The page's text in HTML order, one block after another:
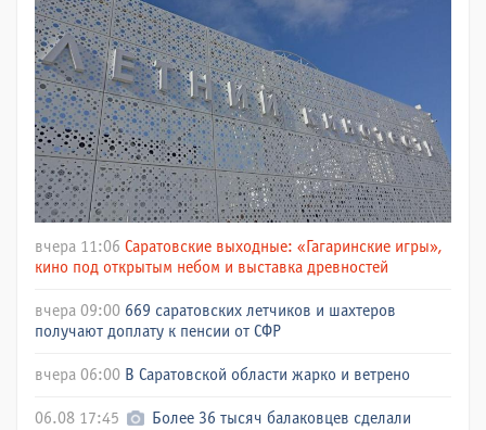
вчера 11:06 Саратовские выходные: «Гагаринские игры»,
кино под открытым небом и выставка древностей
вчера 09:00 669 саратовских летчиков и шахтеров
получают доплату к пенсии от СФР
вчера 06:00 В Саратовской области жарко и ветрено
06.08 17:45
Более 36 тысяч балаковцев сделали